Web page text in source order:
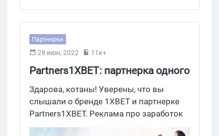
Партнерки
28 июн, 2022 11к+
Partners1XBET: партнерка одного
из самых известных брендов
беттинга и казино
Здарова, котаны! Уверены, что вы
слышали о бренде 1XBET и партнерке
Partners1XBET. Реклама про заработок
на ставках и казино светится буквально